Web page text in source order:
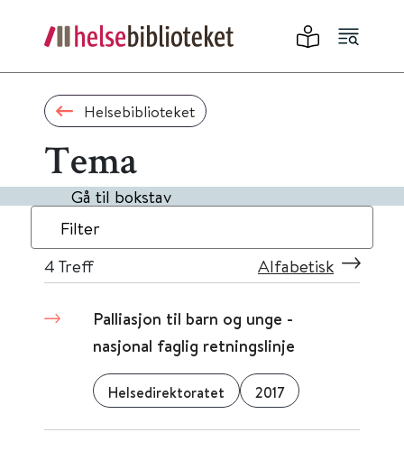
Helsebiblioteket
Tema
Gå til bokstav
Filter
4 Treff Alfabetisk
Palliasjon til barn og unge -
nasjonal faglig retningslinje
Helsedirektoratet 2017